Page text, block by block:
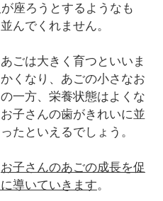
座ろうとするようなも
んでくれません。
ごは大きく育つといいま
くなり、あごの小さなお
一方、栄養状態はよくな
子さんの歯がきれいに並
たといえるでしょう。
お子さんのあごの成長を促
導いていきます。